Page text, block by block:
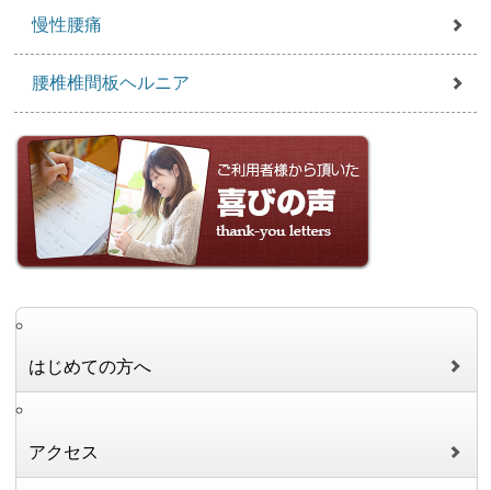
慢性腰痛
腰椎椎間板ヘルニア
はじめての方へ
アクセス